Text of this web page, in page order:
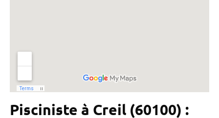
Pisciniste à Creil (60100) :